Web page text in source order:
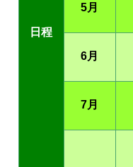
日程
5月
6月
7月